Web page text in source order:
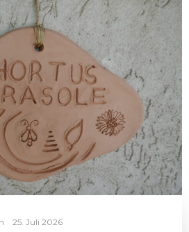
25. Juli 2026